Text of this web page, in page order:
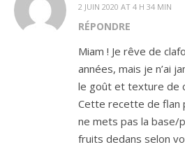
2 JUIN 2020 AT 4 H 34 MIN
RÉPONDRE
Miam ! Je rêve de
années, mais je n’ai
le goût et texture de
Cette recette de flan
ne mets pas la
fruits dedans selon